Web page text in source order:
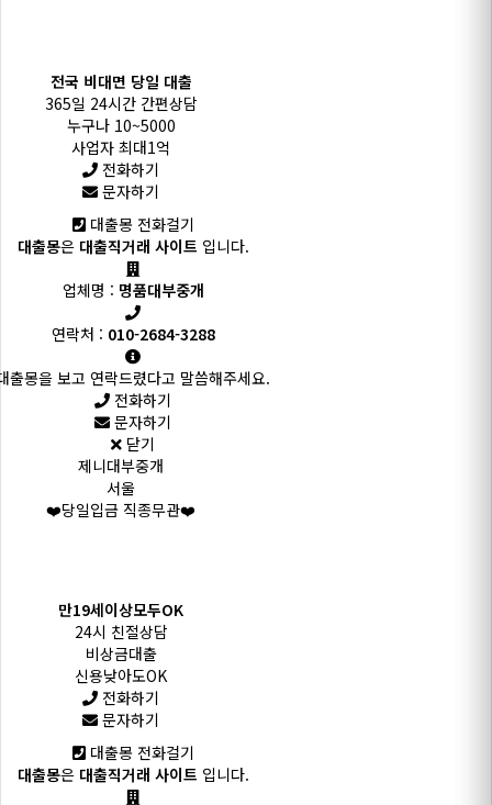
전국 비대면 당일 대출
365일 24시간 간편상담
누구나 10~5000
사업자 최대1억
전화하기
문자하기
대출몽 전화걸기
대출몽은 대출직거래 사이트 입니다.
업체명 : 명품대부중개
연락처 : 010-2684-3288
출몽을 보고 연락드렸다고 말씀해주세요.
전화하기
문자하기
닫기
제니대부중개
서울
❤️당일입금 직종무관❤️
만19세이상모두OK
24시 친절상담
비상금대출
신용낮아도OK
전화하기
문자하기
대출몽 전화걸기
대출몽은 대출직거래 사이트 입니다.